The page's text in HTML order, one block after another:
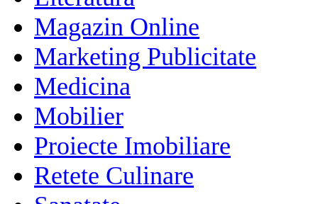
Magazin Online
Marketing Publicitate
Medicina
Mobilier
Proiecte Imobiliare
Retete Culinare